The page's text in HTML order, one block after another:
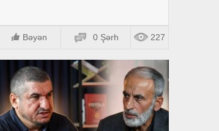
Bəyən 0 Şərh 227